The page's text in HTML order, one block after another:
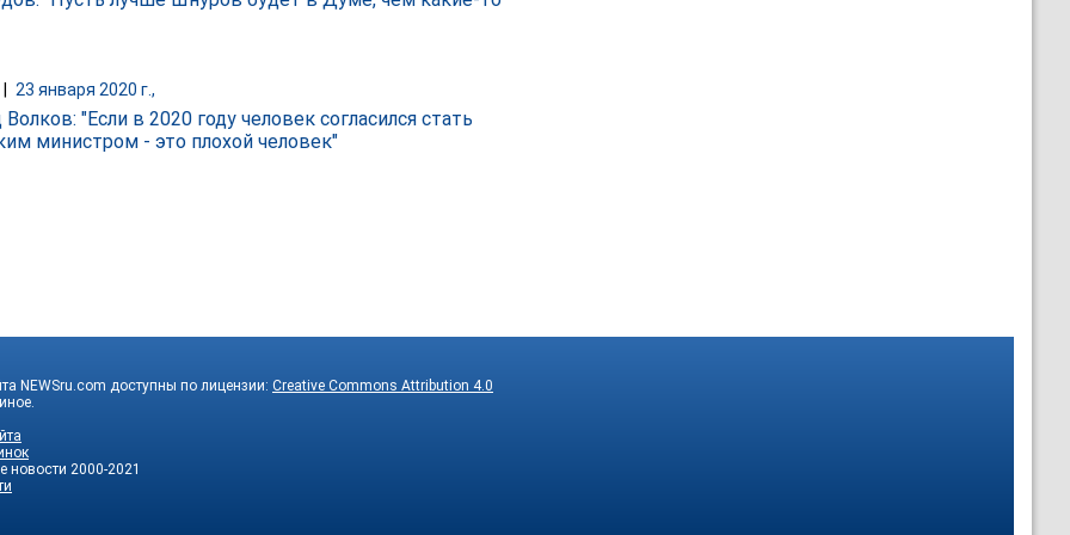
23 января 2020 г.,
"Если в 2020 году человек согласился стать
министром - это плохой человек"
NEWSru.com доступны по лицензии: Creative Commons Attribution 4.0
новости 2000-2021